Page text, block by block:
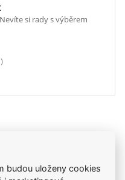
si rady s výběrem
a podestýlky
budou uloženy cookies